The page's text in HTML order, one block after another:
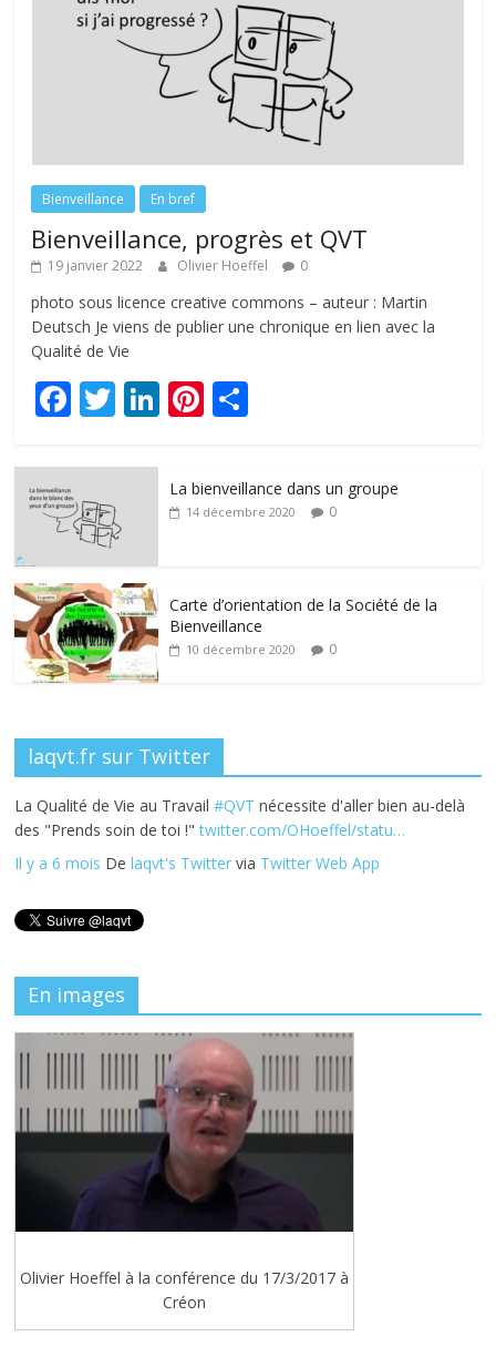
Bienveillance En bref
Bienveillance, progrès et QVT
19 janvier 2022 Olivier Hoeffel 0
photo sous licence creative commons – auteur : Martin
Deutsch Je viens de publier une chronique en lien avec la
Qualité de Vie
F
e
b
o
o
k
T
itt
er
Li
e
Pi
e g
La bienveillance dans un groupe
14 décembre 2020 0
Carte d’orientation de la Société de la
Bienveillance
10 décembre 2020 0
laqvt.fr sur Twitter
La Qualité de Vie au Travail#QVT nécessite d'aller bien au-delà
des "Prends soin de toi !"twitter.com/OHoeffel/statu…
Il y a 6 mois Delaqvt's Twitter via Twitter Web App
En images
Olivier Hoeffel à la conférence du 17/3/2017 à
Créon